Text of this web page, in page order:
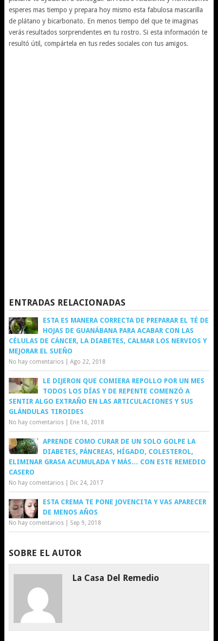
esperes mas tiempo y prepara hoy mismo esta fabulosa mascarilla
de plátano y bicarbonato. En menos tiempo del que te imaginas
verás resultados sorprendentes en tu rostro. Si esta información te
resultó útil, compártela en tus redes sociales con tus amigos.
ENTRADAS RELACIONADAS
ESTA ES MANERA CORRECTA DE PREPARAR EL TÉ DE
HOJAS DE GUANÁBANA PARA ACABAR CON LAS
CÉLULAS DE CÁNCER, LA DIABETES, CALMAR LOS NERVIOS Y
MEJORAR EL SUEÑO
No hay comentarios| Ago 22, 2018
LE DIJERON QUE COMIERA REPOLLO POR UN MES
TODOS LOS DÍAS Y DE REPENTE COMENZÓ A
SENTIR ALGO EXTRAÑO EN LAS ARTICULACIONES Y SUS
GLÁNDULAS TIROIDES
No hay comentarios| Ene 16, 2018
APRENDE COMO CURAR DE UN SOLO GOLPE LA
DIABETES, PÁNCREAS, HÍGADO, COLESTEROL,
ELIMINAR GRASA ACUMULADA Y MÁS… CON ESTE REMEDIO
CASERO
No hay comentarios| Dic 24, 2017
ESTA CREMA TE PONE JOVENCITA Y VAS APARECER
DE MENOS AÑOS
No hay comentarios| Sep 9, 2018
SOBRE EL AUTOR
La Casa Del Remedio